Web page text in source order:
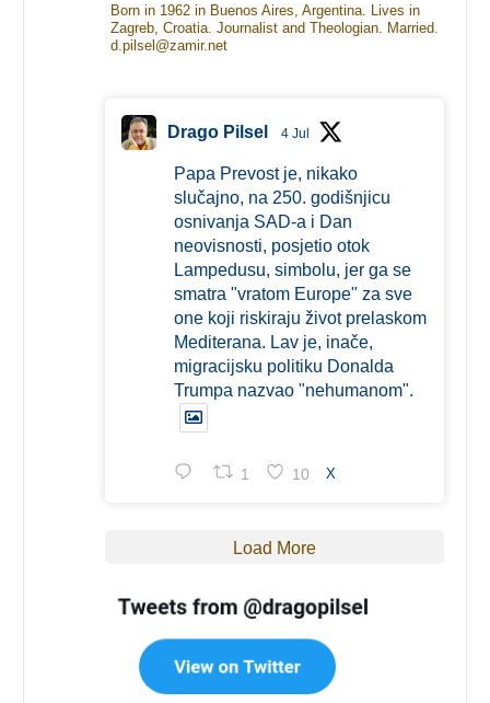
Born in 1962 in Buenos Aires, Argentina. Lives in
Zagreb, Croatia. Journalist and Theologian. Married.
d.pilsel@zamir.net
Drago Pilsel 4 Jul
Papa Prevost je, nikako
slučajno, na 250. godišnjicu
osnivanja SAD-a i Dan
neovisnosti, posjetio otok
Lampedusu, simbolu, jer ga se
smatra "vratom Europe" za sve
one koji riskiraju život prelaskom
Mediterana. Lav je, inače,
migracijsku politiku Donalda
Trumpa nazvao "nehumanom".
1 10 X
Load More